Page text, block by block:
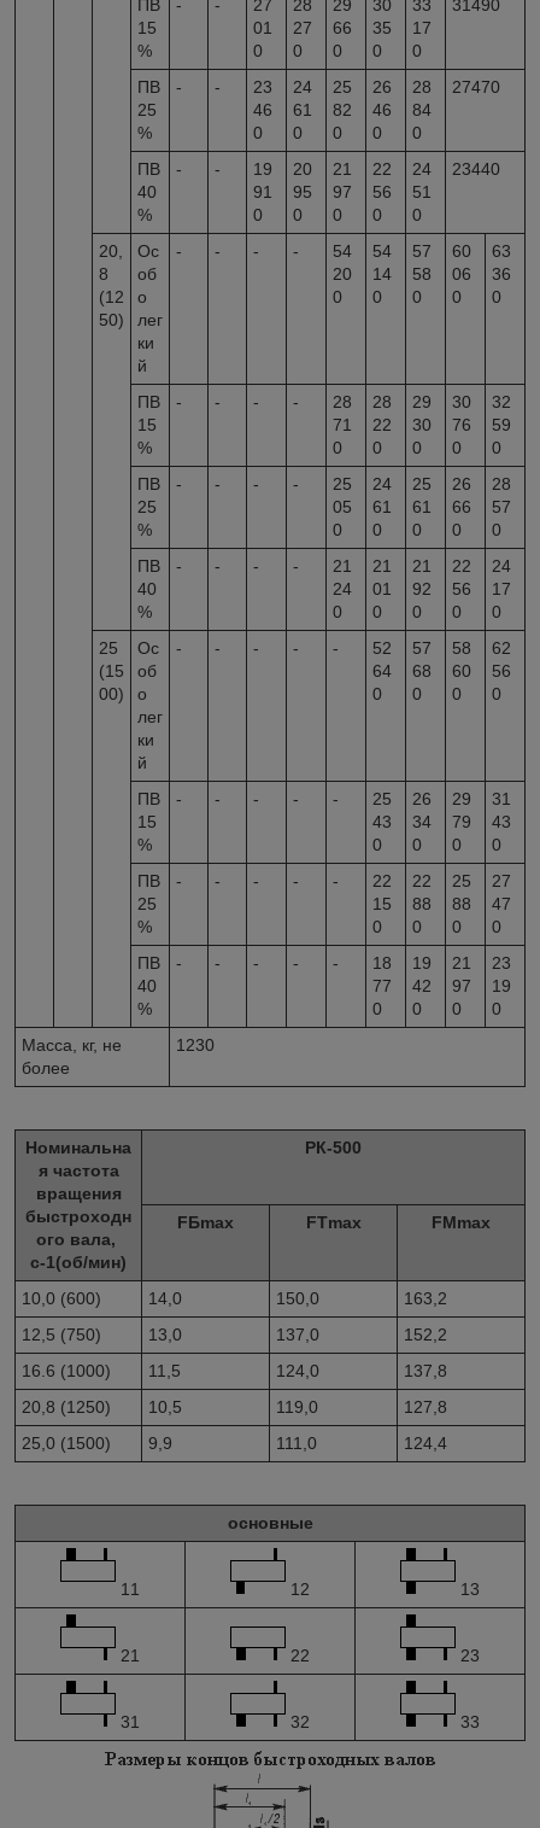
ПВ
15
%
- -
27
01
0
28
27
0
29
66
0
30
35
0
33
17
0
31490
ПВ
25
%
- -
23
46
0
24
61
0
25
82
0
26
46
0
28
84
0
27470
ПВ
40
%
- -
19
91
0
20
95
0
21
97
0
22
56
0
24
51
0
23440
20,
8
(12
50)
Ос
об
о
лег
ки
й
- - - -
54
20
0
54
14
0
57
58
0
60
06
0
63
36
0
ПВ
15
%
- - - -
28
71
0
28
22
0
29
30
0
30
76
0
32
59
0
ПВ
25
%
- - - -
25
05
0
24
61
0
25
61
0
26
66
0
28
57
0
ПВ
40
%
- - - -
21
24
0
21
01
0
21
92
0
22
56
0
24
17
0
25
(15
00)
Ос
об
о
лег
ки
й
- - - - -
52
64
0
57
68
0
58
60
0
62
56
0
ПВ
15
%
- - - - -
25
43
0
26
34
0
29
79
0
31
43
0
ПВ
25
%
- - - - -
22
15
0
22
88
0
25
88
0
27
47
0
ПВ
40
%
- - - - -
18
77
0
19
42
0
21
97
0
23
19
0
Масса, кг, не
более
1230
Номинальна
я частота
вращения
быстроходн
ого вала,
с-1(об/мин)
РК-500
FБmax FТmax FMmax
10,0 (600) 14,0 150,0
163,2
12,5 (750)
13,0 137,0
152,2
16.6 (1000)
11,5 124,0
137,8
20,8 (1250)
10,5 119,0
127,8
25,0 (1500)
9,9 111,0 124,4
основные
11 12 13
21 22 23
31 32 33